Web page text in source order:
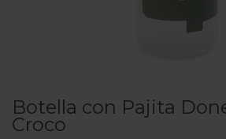
Botella con Pajita
Croco